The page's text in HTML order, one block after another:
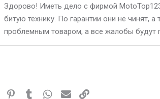
Здорово! Иметь дело с фирмой
битую технику. По гарантии они не чинят,
проблемным товаром, а все жалобы будут
Reddit PinterestTumblr WhatsAppЭлектронная почта